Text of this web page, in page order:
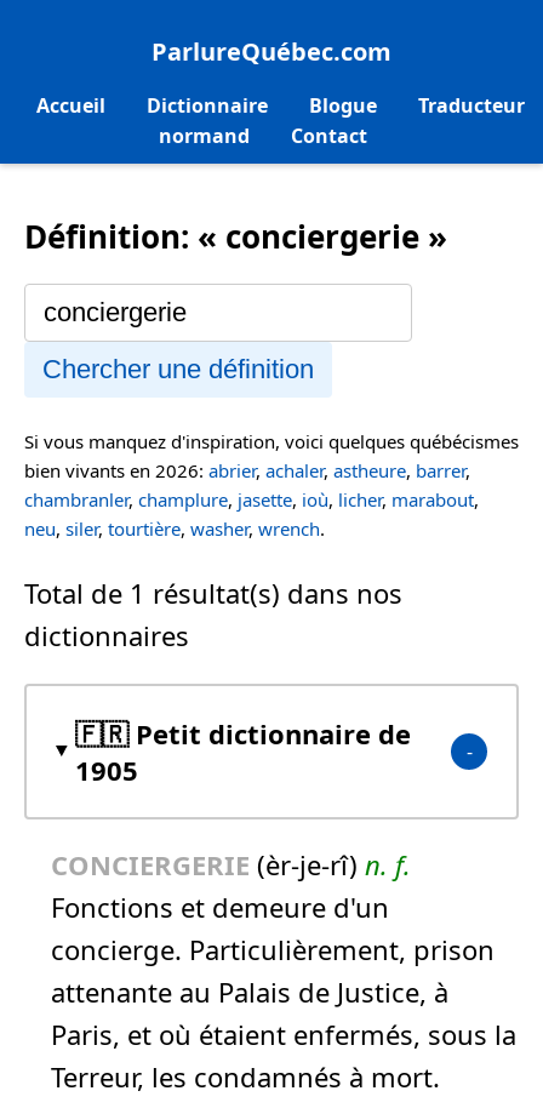
ParlureQuébec.com
Accueil Dictionnaire Blogue
Traducteur
normand
Contact
Définition: « conciergerie »
Chercher une définition
Si vous manquez d'inspiration, voici quelques québécismes
bien vivants en 2026: abrier, achaler, astheure, barrer,
chambranler, champlure, jasette, ioù, licher, marabout,
neu, siler, tourtière, washer, wrench.
Total de 1 résultat(s) dans nos
dictionnaires
🇫🇷 Petit dictionnaire de
1905
CONCIERGERIE (èr-je-rî) n. f.
Fonctions et demeure d'un
concierge. Particulièrement, prison
attenante au Palais de Justice, à
Paris, et où étaient enfermés, sous la
Terreur, les condamnés à mort.